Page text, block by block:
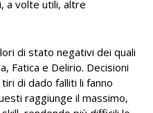
a volte utili, altre
di stato negativi dei quali
Fatica e Delirio. Decisioni
di dado falliti li fanno
raggiunge il massimo,